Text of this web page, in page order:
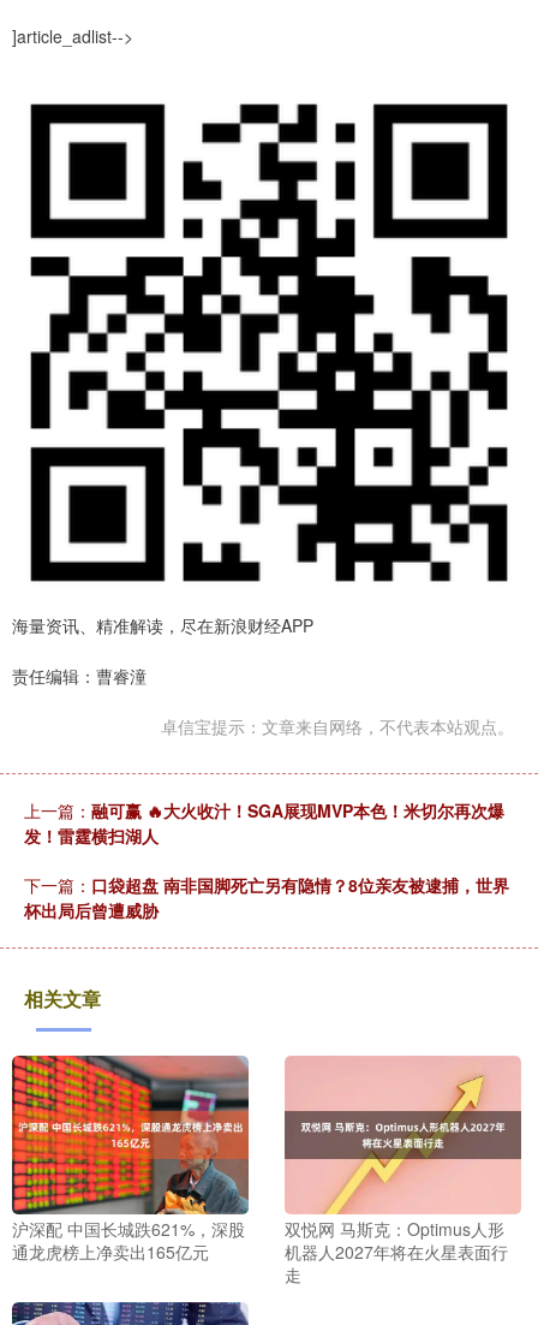
]article_adlist-->
海量资讯、精准解读，尽在新浪财经APP
责任编辑：曹睿潼
卓信宝提示：文章来自网络，不代表本站观点。
上一篇： 融可赢 🔥大火收汁！SGA展现MVP本色！米切尔再次爆
发！雷霆横扫湖人
下一篇： 口袋超盘 南非国脚死亡另有隐情？8位亲友被逮捕，世界
杯出局后曾遭威胁
相关文章
沪深配 中国长城跌621%，深股
通龙虎榜上净卖出165亿元
双悦网 马斯克：Optimus人形
机器人2027年将在火星表面行
走